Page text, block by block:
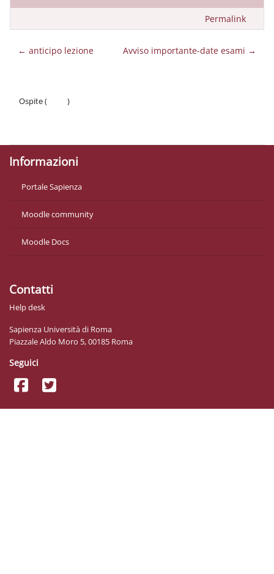
Permalink
← anticipo lezione Avviso importante-date esami →
Ospite (
)
Informazioni
Portale Sapienza
Moodle community
Moodle Docs
Contatti
Help desk
Sapienza Università di Roma
Piazzale Aldo Moro 5, 00185 Roma
Seguici